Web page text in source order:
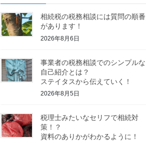
相続税の税務相談には質問の順番
があります！
2026年8月6日
事業者の税務相談でのシンプルな
自己紹介とは？
ステイタスから伝えていく！
2026年8月5日
税理士みたいなセリフで相続対
策！？
資料のありかがわかるように！